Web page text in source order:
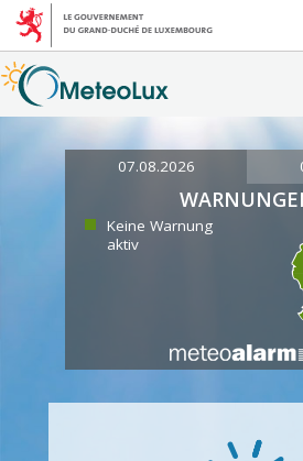
07.08.2026
Keine Warnung
aktiv